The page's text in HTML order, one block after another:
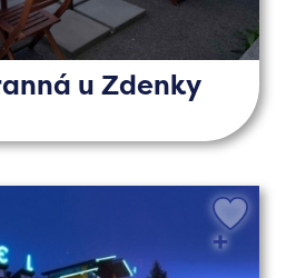
u Zdenky